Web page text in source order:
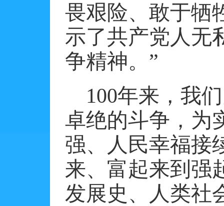
畏艰险、敢于牺
示了共产党人无
争精神。”
100年来，我
卓绝的斗争，为
强、人民幸福接
来、富起来到强
发展史、人类社